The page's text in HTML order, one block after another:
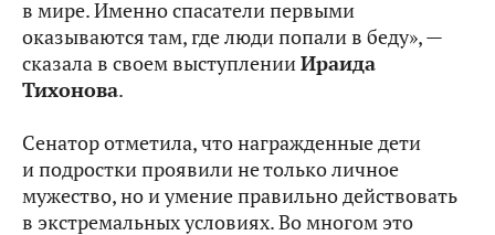
в мире. Именно спасатели первыми
оказываются там, где люди попали в беду», —
сказала в своем выступленииИраида
Тихонова.
Сенатор отметила, что награжденные дети
и подростки проявили не только личное
мужество, но и умение правильно действовать
в экстремальных условиях. Во многом это